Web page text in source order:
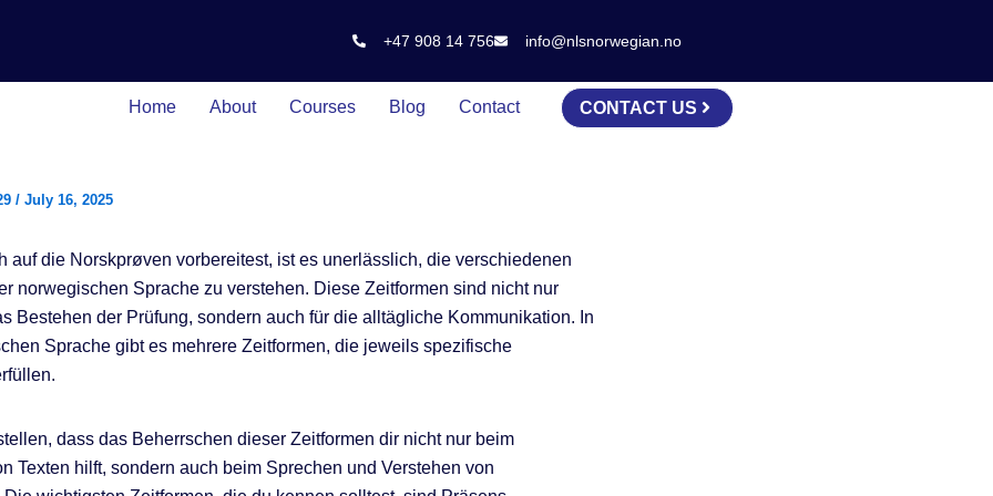
+47 908 14 756 info@nlsnorwegian.no
Home About Courses Blog Contact CONTACT US
/ July 16, 2025
auf die Norskprøven vorbereitest, ist es unerlässlich, die verschiedenen
norwegischen Sprache zu verstehen. Diese Zeitformen sind nicht nur
Bestehen der Prüfung, sondern auch für die alltägliche Kommunikation. In
Sprache gibt es mehrere Zeitformen, die jeweils spezifische
dass das Beherrschen dieser Zeitformen dir nicht nur beim
Texten hilft, sondern auch beim Sprechen und Verstehen von